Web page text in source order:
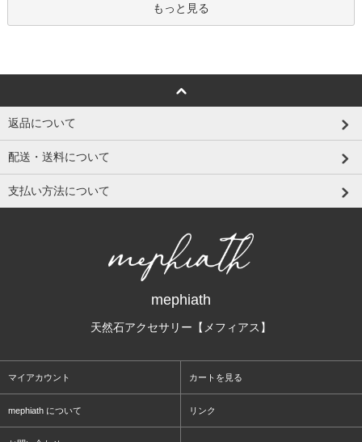
もっと見る
返品について
配送・送料について
支払い方法について
mephiath
天然石アクセサリー【メフィアス】
マイアカウント カートを見る
mephiath について リンク